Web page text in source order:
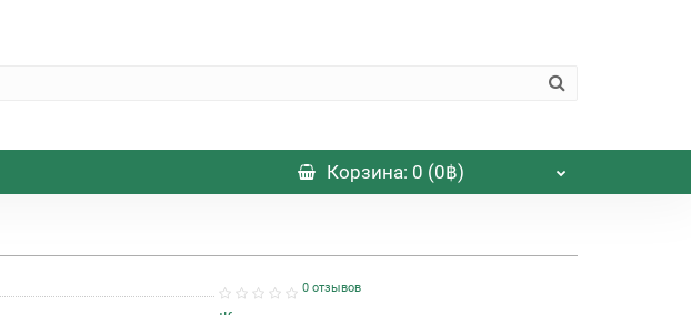
Корзина: 0 (0฿)
0 отзывов